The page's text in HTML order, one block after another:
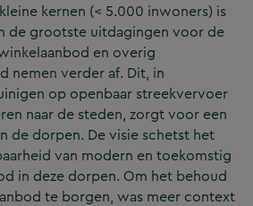
kernen (< 5.000 inwoners) is
de grootste uitdagingen voor de
en overig
nemen verder af. Dit, in
op openbaar streekvervoer
naar de steden, zorgt voor een
de dorpen. De visie schetst het
van modern en toekomstig
in deze dorpen. Om het behoud
te borgen, was meer context